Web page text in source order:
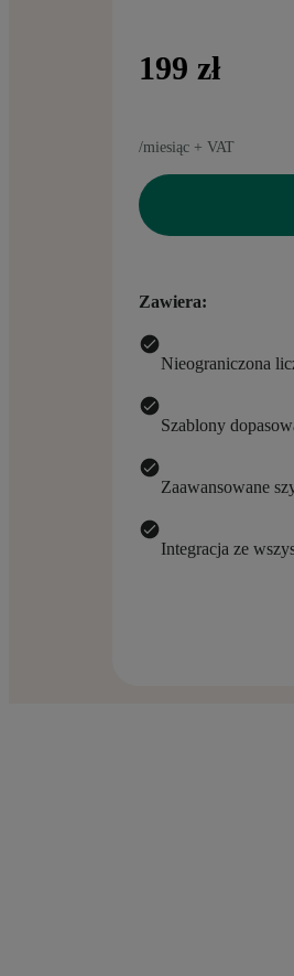
199 zł
/miesiąc + VAT
Zawiera:
Nieograniczona
Szablony
Zaawansowane
Integracja ze